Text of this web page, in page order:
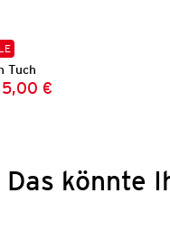
Tuch
Preis:
Preis:
5,00 €
Das könnte